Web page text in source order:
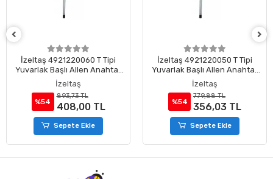
İzeltaş 4921220060 T Tipi
Yuvarlak Başlı Allen Anahtar
6 mm
İzeltaş
%54
893,73 TL
408,00 TL
Sepete Ekle
İzeltaş 4921220050 T Tipi
Yuvarlak Başlı Allen Anahtar
5 mm
İzeltaş
%54
779,88 TL
356,03 TL
Sepete Ekle